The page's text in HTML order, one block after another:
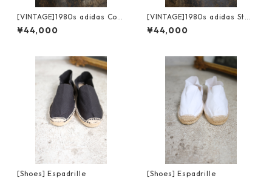
[VINTAGE]1980s adidas Cou
ntry /made in France/Size8
¥44,000
[VINTAGE]1980s adidas Stan
Smith /made in France /siz
e:7
¥44,000
[Shoes] Espadrille [Shoes] Espadrille